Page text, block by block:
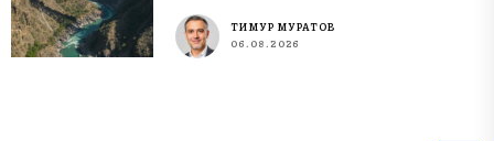
ТИМУР МУРАТОВ
06.08.2026